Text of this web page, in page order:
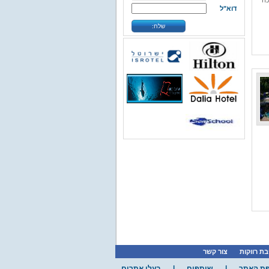
באתר הבית של קבוצת הריף תמצאו
את המידע המקיף ביותר...
פרטים נוספים
אילת» אטרקציות »
IMAX /
איימקס אילת
לתאר במילים,המבנה הא...
פרטים נוספים
דוא"ל
שלח:
רווקות צור קשר